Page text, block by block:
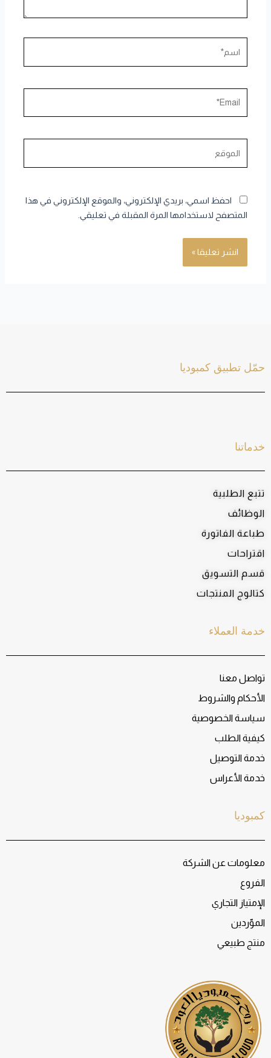
احفظ اسمي، بريدي الإلكتروني، والموقع الإلكتروني في هذا
المتصفح لاستخدامها المرة المقبلة في تعليقي.
كمبوديا
معلومات عن الشركة
الفروع
الإمتياز التجاري
الموّردين
منتج طبيعي
خدمة العملاء
تواصل معنا
الأحكام والشروط
سياسة الخصوصية
كيفية الطلب
خدمة التوصيل
خدمة الأعراس
خدماتنا
تتبع الطلبية
الوظائف
طباعة الفاتورة
اقتراحات
قسم التسويق
كتالوج المنتجات
حمّل تطبيق كمبوديا